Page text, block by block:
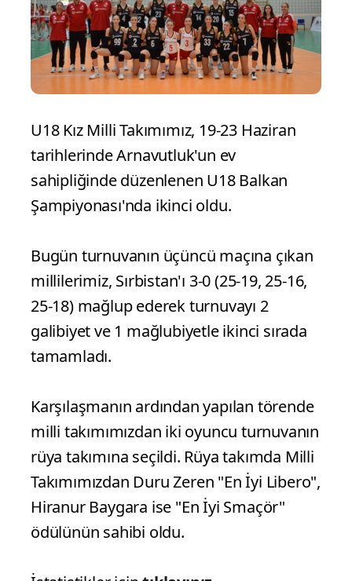
U18 Kız Milli Takımımız, 19-23 Haziran
tarihlerinde Arnavutluk'un ev
sahipliğinde düzenlenen U18 Balkan
Şampiyonası'nda ikinci oldu.
Bugün turnuvanın üçüncü maçına çıkan
millilerimiz, Sırbistan'ı 3-0 (25-19, 25-16,
25-18) mağlup ederek turnuvayı 2
galibiyet ve 1 mağlubiyetle ikinci sırada
tamamladı.
Karşılaşmanın ardından yapılan törende
milli takımımızdan iki oyuncu turnuvanın
rüya takımına seçildi. Rüya takımda Milli
Takımımızdan Duru Zeren "En İyi Libero",
Hiranur Baygara ise "En İyi Smaçör"
ödülünün sahibi oldu.